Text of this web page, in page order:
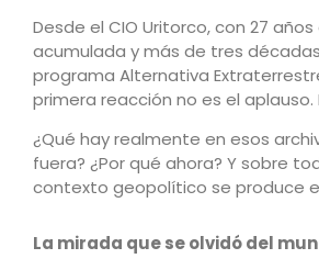
Desde el CIO Uritorco, con 27
acumulada y más de tres
programa Alternativa
primera reacción no es el aplauso.
¿Qué hay realmente en esos
fuera? ¿Por qué ahora? Y sobre
contexto geopolítico se produce
La mirada que se olvidó del